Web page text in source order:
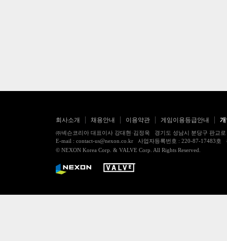
회사소개 채용안내 이용약관 게임이용등급안내
㈜넥슨코리아 대표이사 강대현·김정욱 경기도 성남시 분당구 판교
E-mail : contact-us@nexon.co.kr 사업자등록번호 : 220-87-17483
© NEXON Korea Corp. & VALVE Corp. All Rights Reserved.